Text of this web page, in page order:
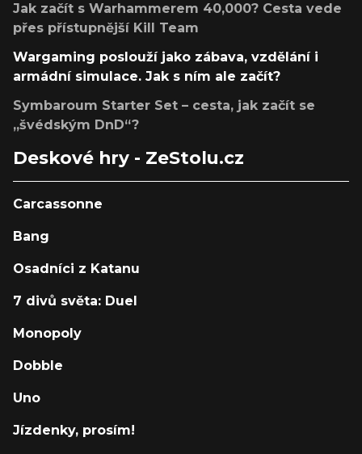
Jak začít s Warhammerem 40,000? Cesta vede
přes přístupnější Kill Team
Wargaming poslouží jako zábava, vzdělání i
armádní simulace. Jak s ním ale začít?
Symbaroum Starter Set – cesta, jak začít se
„švédským DnD“?
Deskové hry - ZeStolu.cz
Carcassonne
Bang
Osadníci z Katanu
7 divů světa: Duel
Monopoly
Dobble
Uno
Jízdenky, prosím!